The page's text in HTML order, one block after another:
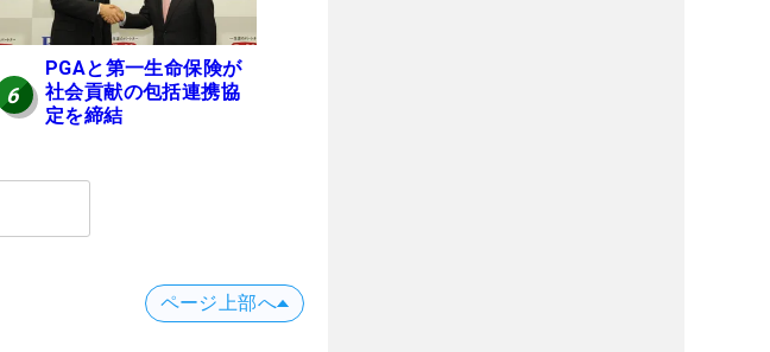
6
PGAと第一生命保険が
社会貢献の包括連携協
定を締結
ページ上部へ